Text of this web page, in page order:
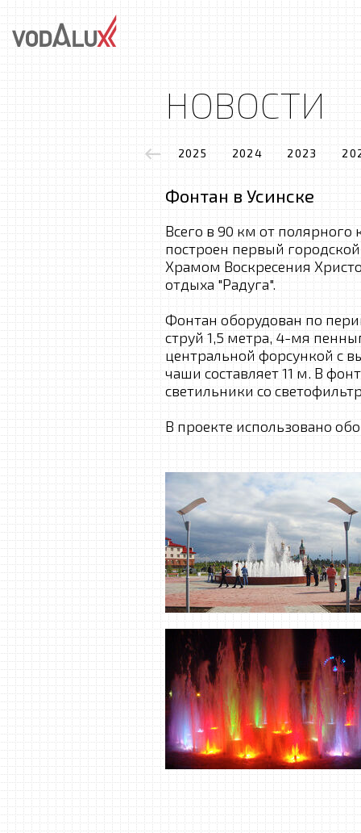
НОВОСТИ
2025 2024 2023
Фонтан в Усинске
Всего в 90 км от полярного
построен первый
Храмом Воскресения
отдыха "Радуга".
Фонтан оборудован по
струй 1,5 метра, 4-мя
центральной форсункой с
чаши составляет 11 м. В
светильники со
В проекте использовано